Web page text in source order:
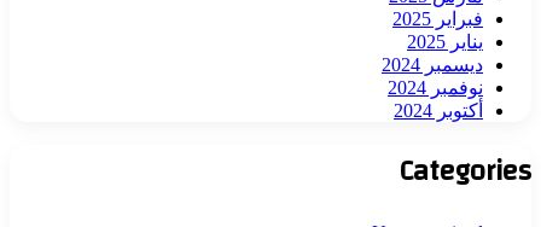
فبراير 2025
يناير 2025
ديسمبر 2024
نوفمبر 2024
أكتوبر 2024
Categories